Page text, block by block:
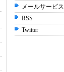
メールサービス
RSS
Twitter